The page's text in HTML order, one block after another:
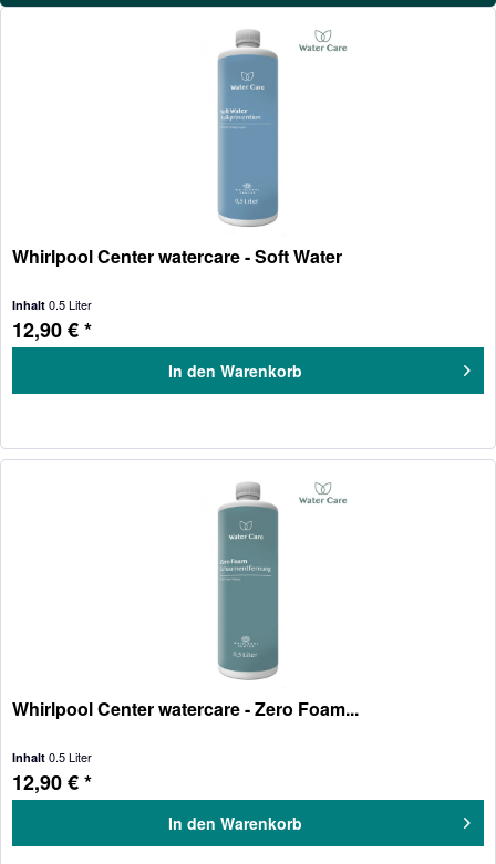
Whirlpool Center watercare - Soft Water
Inhalt0.5 Liter
12,90 € *
In den Warenkorb
Whirlpool Center watercare - Zero Foam...
Inhalt0.5 Liter
12,90 € *
In den Warenkorb